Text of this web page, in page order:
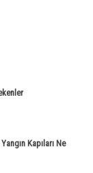
Kapıları Ne